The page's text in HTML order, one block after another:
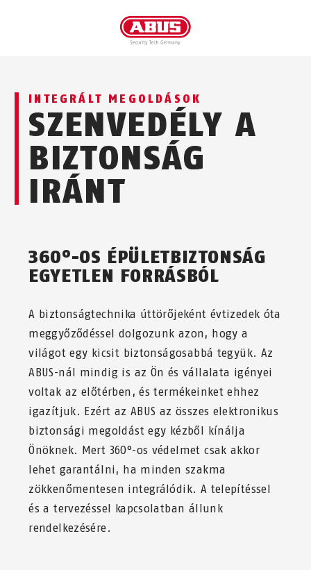
INTEGRÁLT MEGOLDÁSOK
SZENVEDÉLY A
BIZTONSÁG
IRÁNT
360°-OS ÉPÜLETBIZTONSÁG
EGYETLEN FORRÁSBÓL
A biztonságtechnika úttörőjeként évtizedek óta
meggyőződéssel dolgozunk azon, hogy a
világot egy kicsit biztonságosabbá tegyük. Az
ABUS-nál mindig is az Ön és vállalata igényei
voltak az előtérben, és termékeinket ehhez
igazítjuk. Ezért az ABUS az összes elektronikus
biztonsági megoldást egy kézből kínálja
Önöknek. Mert 360°-os védelmet csak akkor
lehet garantálni, ha minden szakma
zökkenőmentesen integrálódik. A telepítéssel
és a tervezéssel kapcsolatban állunk
rendelkezésére.